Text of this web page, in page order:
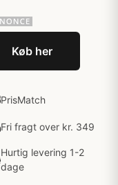
Køb her
PrisMatch
Fri fragt over kr. 349
Hurtig levering 1-2
dage